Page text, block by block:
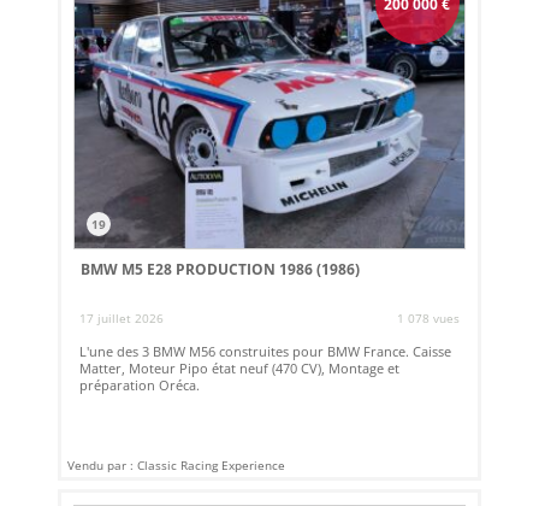
200 000€
19
BMW M5 E28 PRODUCTION 1986 (1986)
17 juillet 2026 1 078 vues
L'une des 3 BMW M56 construites pour BMW France. Caisse
Matter, Moteur Pipo état neuf (470 CV), Montage et
préparation Oréca.
Vendu par : Classic Racing Experience